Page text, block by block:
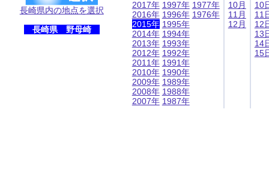
長崎県内の地点を選択
長崎県 野母崎
2017年
2016年
2015年
2014年
2013年
2012年
2011年
2010年
2009年
2008年
2007年
1997年
1996年
1995年
1994年
1993年
1992年
1991年
1990年
1989年
1988年
1987年
1977年
1976年
10月
11月
12月
10
11
12
13
14
15